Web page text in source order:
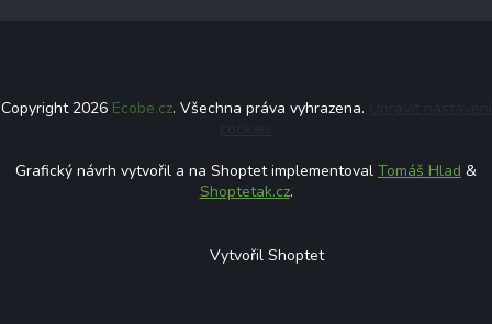
Copyright 2026 Ecobe.cz. Všechna práva vyhrazena.
Grafický návrh vytvořil a na Shoptet implementoval Tomáš Hlad &
Shoptetak.cz.
Vytvořil Shoptet